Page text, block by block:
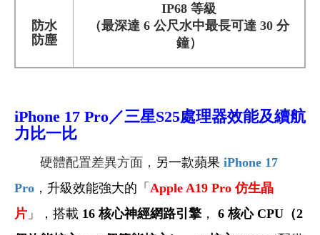
防水
防塵
IP68 等級
（最深達 6 公尺水中最長可達 30 分
鐘）
iPhone 17 Pro／三星S25處理器效能及續航
力比一比
硬體配置差異方面， 另一款蘋果 iPhone 17
Pro ，升級效能強大的「 Apple A19 Pro仿生晶
片 」，搭載 16 核心神經網路引擎， 6 核心 CPU（2